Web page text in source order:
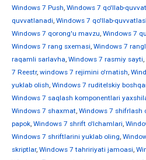
Windows 7 Push, Windows 7 qo'llab-
quvvatlanadi, Windows 7 qo'llab-
Windows 7 qorong'u mavzu, Windows 7
Windows 7 rang sxemasi, Windows 7
raqamli sarlavha, Windows 7 rasmiy sayti,
7 Reestr, windows 7 rejimini o'rnatish,
yuklab olish, Windows 7 ruditelskiy
Windows 7 saqlash komponentlari
Windows 7 shaxmat, Windows 7 shifrlash
papok, Windows 7 shrift o'lchamlari,
Windows 7 shriftlarini yuklab oling,
skriptlar, Windows 7 tahririyati jamoasi,